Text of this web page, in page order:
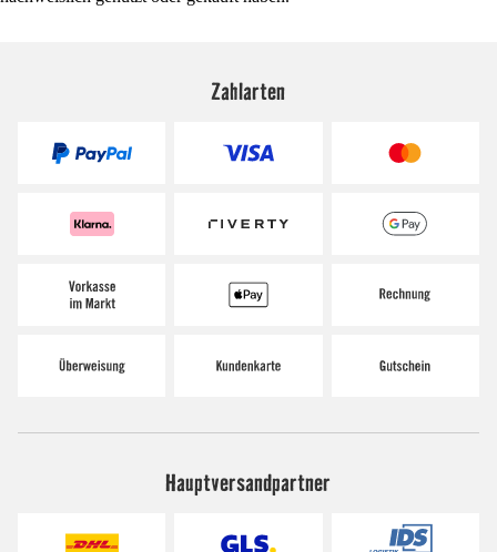
Zahlarten
Hauptversandpartner